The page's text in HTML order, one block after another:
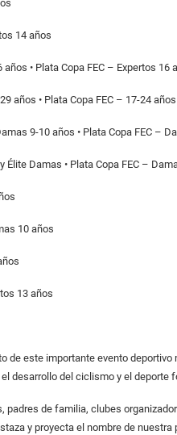
14 años
• Plata Copa FEC – Expertos 16
años • Plata Copa FEC – 17-24 años
9-10 años • Plata Copa FEC –
Damas • Plata Copa FEC –
10 años
13 años
de este importante evento
desarrollo del ciclismo y el deporte
de familia, clubes
y proyecta el nombre de nuestra